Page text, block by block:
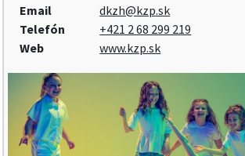
Email
dkzh@kzp.sk
Telefón
+421 2 68 299 219
Web
www.kzp.sk